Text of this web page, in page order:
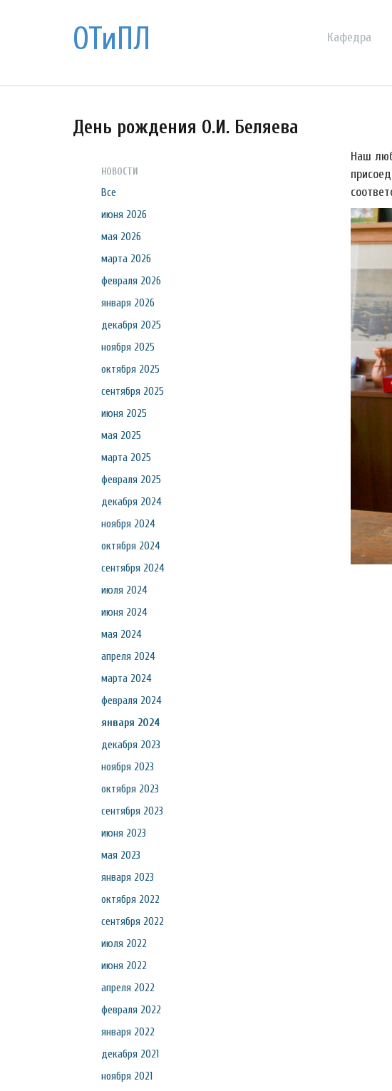
ОТиПЛ Кафедра
День рождения О.И. Беляева
НОВОСТИ
Все
июня 2026
мая 2026
марта 2026
февраля 2026
января 2026
декабря 2025
ноября 2025
октября 2025
сентября 2025
июня 2025
мая 2025
марта 2025
февраля 2025
декабря 2024
ноября 2024
октября 2024
сентября 2024
июля 2024
июня 2024
мая 2024
апреля 2024
марта 2024
февраля 2024
января 2024
декабря 2023
ноября 2023
октября 2023
сентября 2023
июня 2023
мая 2023
января 2023
октября 2022
сентября 2022
июля 2022
июня 2022
апреля 2022
февраля 2022
января 2022
декабря 2021
ноября 2021
Наш